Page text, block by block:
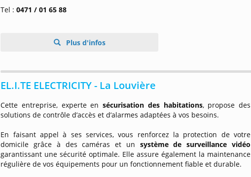
Tel :0471 / 01 65 88
Plus d'infos
EL.I.TE ELECTRICITY - La Louvière
Cette entreprise, experte ensécurisation des habitations, propose des
solutions de contrôle d’accès et d’alarmes adaptées à vos besoins.
En faisant appel à ses services, vous renforcez la protection de votre
domicile grâce à des caméras et un système de surveillance vidéo
garantissant une sécurité optimale. Elle assure également la maintenance
régulière de vos équipements pour un fonctionnement fiable et durable.